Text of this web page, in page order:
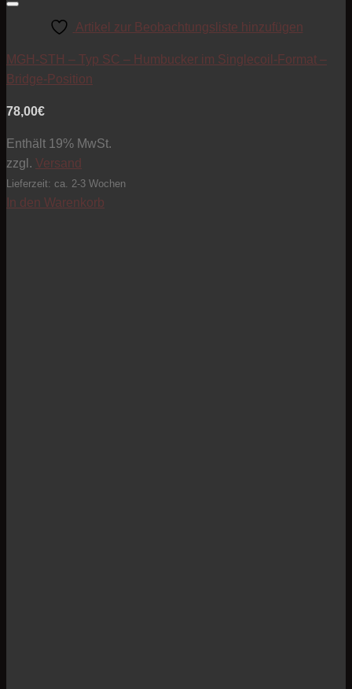
Artikel zur Beobachtungsliste hinzufügen
MGH-STH – Typ SC – Humbucker im Singlecoil-Format –
Bridge-Position
78,00€
Enthält 19% MwSt.
zzgl. Versand
Lieferzeit: ca. 2-3 Wochen
In den Warenkorb